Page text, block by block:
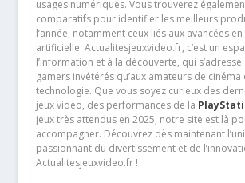
usages numériques. Vous trouverez
comparatifs pour identifier les meilleurs
l’année, notamment ceux liés aux avancées
artificielle. Actualitesjeuxvideo.fr, c’est un
l’information et à la découverte, qui
gamers invétérés qu’aux amateurs de cinéma
technologie. Que vous soyez curieux des
jeux vidéo, des performances de la
jeux très attendus en 2025, notre site est là
accompagner. Découvrez dès maintenant
passionnant du divertissement et de
Actualitesjeuxvideo.fr !